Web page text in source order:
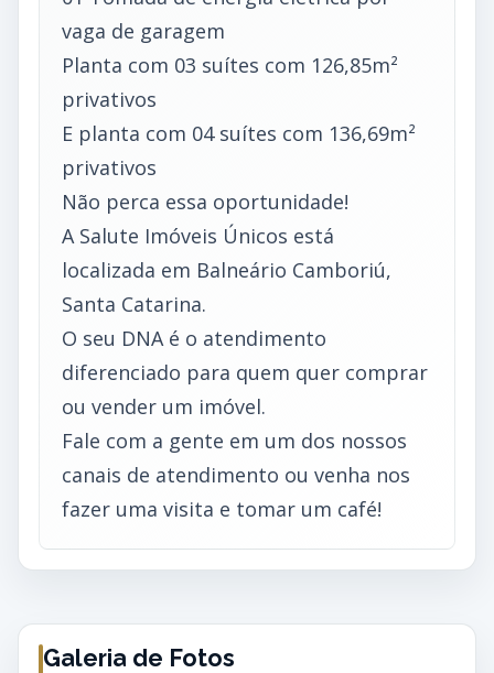
vaga de garagem
Planta com 03 suítes com 126,85m²
privativos
E planta com 04 suítes com 136,69m²
privativos
Não perca essa oportunidade!
A Salute Imóveis Únicos está
localizada em Balneário Camboriú,
Santa Catarina.
O seu DNA é o atendimento
diferenciado para quem quer comprar
ou vender um imóvel.
Fale com a gente em um dos nossos
canais de atendimento ou venha nos
fazer uma visita e tomar um café!
Galeria de Fotos